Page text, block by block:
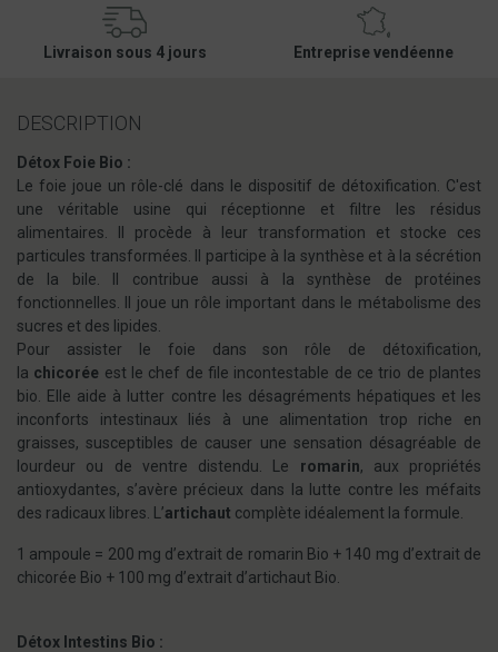
Livraison sous 4 jours Entreprise vendéenne
DESCRIPTION
Détox Foie Bio :
Le foie joue un rôle-clé dans le dispositif de détoxification. C'est
une véritable usine qui réceptionne et filtre les résidus
alimentaires. Il procède à leur transformation et stocke ces
particules transformées. Il participe à la synthèse et à la sécrétion
de la bile. Il contribue aussi à la synthèse de protéines
fonctionnelles. Il joue un rôle important dans le métabolisme des
sucres et des lipides.
Pour assister le foie dans son rôle de détoxification,
la chicorée est le chef de file incontestable de ce trio de plantes
bio. Elle aide à lutter contre les désagréments hépatiques et les
inconforts intestinaux liés à une alimentation trop riche en
graisses, susceptibles de causer une sensation désagréable de
lourdeur ou de ventre distendu. Le romarin, aux propriétés
antioxydantes, s’avère précieux dans la lutte contre les méfaits
des radicaux libres. L’artichaut complète idéalement la formule.
1 ampoule = 200 mg d’extrait de romarin Bio + 140 mg d’extrait de
chicorée Bio + 100 mg d’extrait d’artichaut Bio.
Détox Intestins Bio :